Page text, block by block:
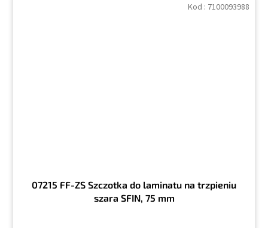
07215 FF-ZS Szczotka do laminatu na trzpieniu
szara SFIN, 75 mm
Kod : 7100093988